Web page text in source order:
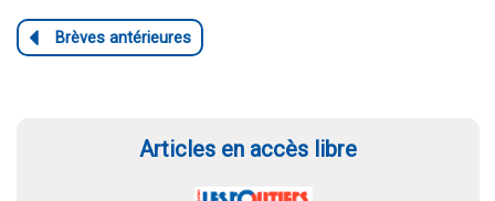
Articles en accès libre